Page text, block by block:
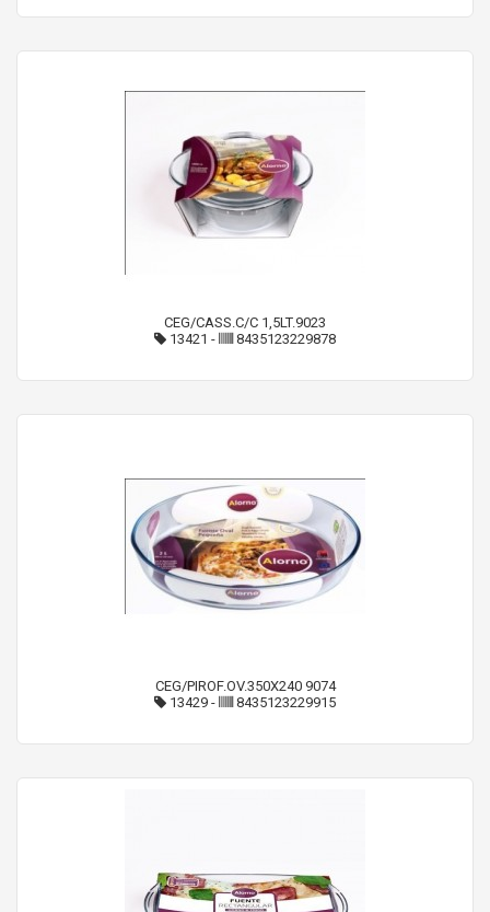
CEG/CASS.C/C 1,5LT.9023
13421 - 8435123229878
CEG/PIROF.OV.350X240 9074
13429 - 8435123229915